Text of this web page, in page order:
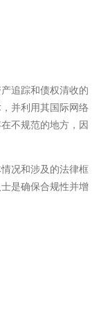
追踪和债权清收的
并利用其国际网络
不规范的地方，因
况和涉及的法律框
是确保合规性并增